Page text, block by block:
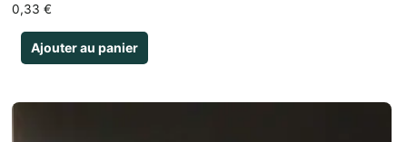
0,33 €
Ajouter au panier